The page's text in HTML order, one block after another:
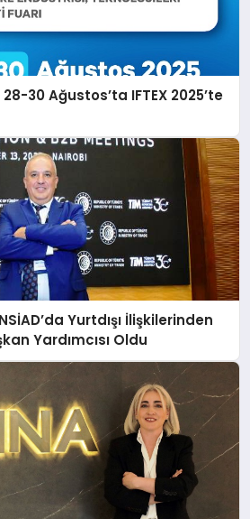
30 Ağustos’ta IFTEX 2025’te
Yurtdışı İlişkilerinden
Yardımcısı Oldu